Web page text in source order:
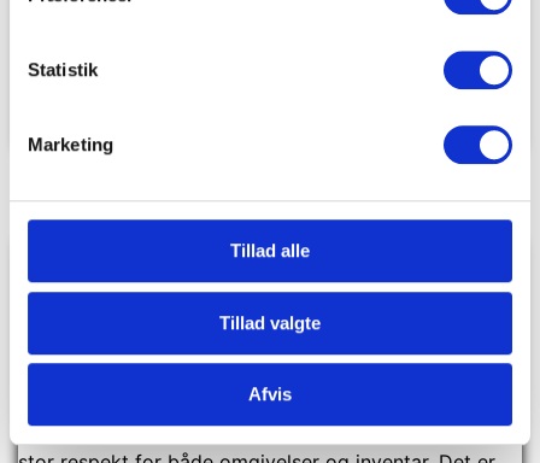
Statistik
Marketing
Tillad alle
Tillad valgte
Afvis
stor omhu og professionalisme. Hele processen blev
håndteret effektivt, og kommunikationen var klar og
Transport som en pålidelig samarbejdspartner.”
Slagelse Kommune
interne flytteopgaver, og oplevelsen har været yderst
positiv. Deres folk arbejder hurtigt, effektivt og med